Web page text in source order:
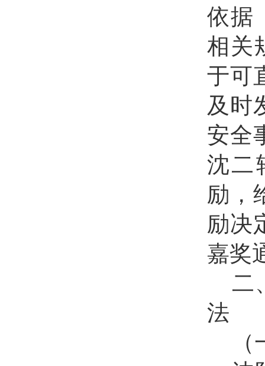
依据
相关
于可
及时
安全
沈二
励，
励决
嘉奖
二
法